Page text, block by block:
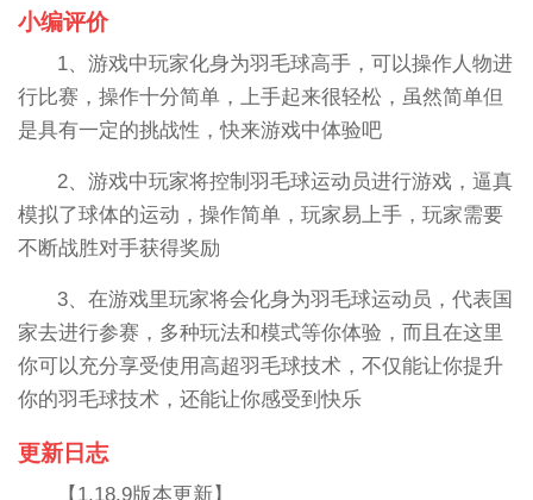
小编评价
1、游戏中玩家化身为羽毛球高手，可以操作人物进
行比赛，操作十分简单，上手起来很轻松，虽然简单但
是具有一定的挑战性，快来游戏中体验吧
2、游戏中玩家将控制羽毛球运动员进行游戏，逼真
模拟了球体的运动，操作简单，玩家易上手，玩家需要
不断战胜对手获得奖励
3、在游戏里玩家将会化身为羽毛球运动员，代表国
家去进行参赛，多种玩法和模式等你体验，而且在这里
你可以充分享受使用高超羽毛球技术，不仅能让你提升
你的羽毛球技术，还能让你感受到快乐
更新日志
【1.18.9版本更新】